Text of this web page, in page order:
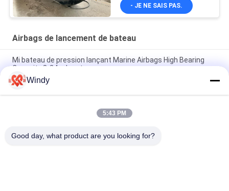
- JE NE SAIS PAS.
Airbags de lancement de bateau
Mi bateau de pression lançant Marine Airbags High Bearing
Capacity 8-24m longtemps
Les airbags de lancement de bateau du caoutchouc naturel
montent en ballon pour des bateaux d'atterrissage
Airbag de lancement Marine Lifting Airbag de bateau de GV 24
Windy
5:43 PM
Good day, what product are you looking for?